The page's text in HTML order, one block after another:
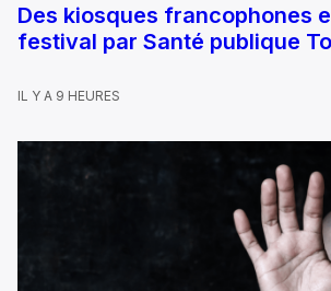
Des kiosques francophones
festival par Santé publique
IL Y A 9 HEURES